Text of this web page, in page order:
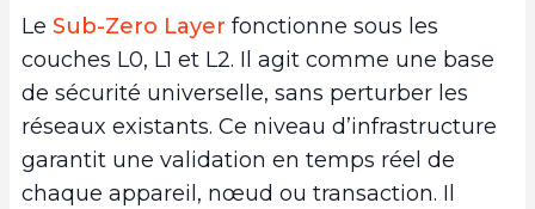
Le Sub-Zero Layer fonctionne sous les
couches L0, L1 et L2. Il agit comme une base
de sécurité universelle, sans perturber les
réseaux existants. Ce niveau d’infrastructure
garantit une validation en temps réel de
chaque appareil, nœud ou transaction. Il